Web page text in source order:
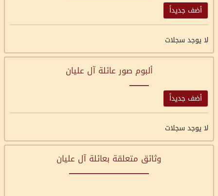
أضف جديداً
لا يوجد سجلات
ألبوم صور عائلة آل عليان
أضف جديداً
لا يوجد سجلات
وثائق متعلقة بعائلة آل عليان